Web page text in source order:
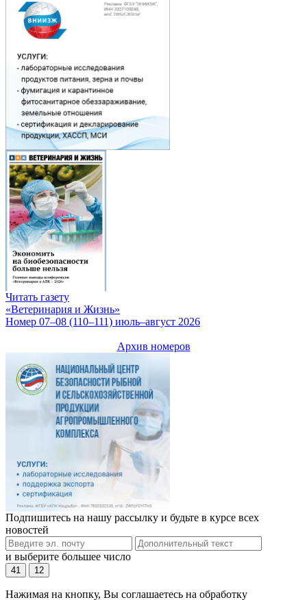
Читать газету
«Ветеринария и Жизнь»
Номер 07–08 (110–111) июль–август 2026
Архив номеров
Подпишитесь на нашу рассылку и будьте в курсе всех
новостей
и выберите большее число
41 12
Нажимая на кнопку, Вы соглашаетесь на обработку